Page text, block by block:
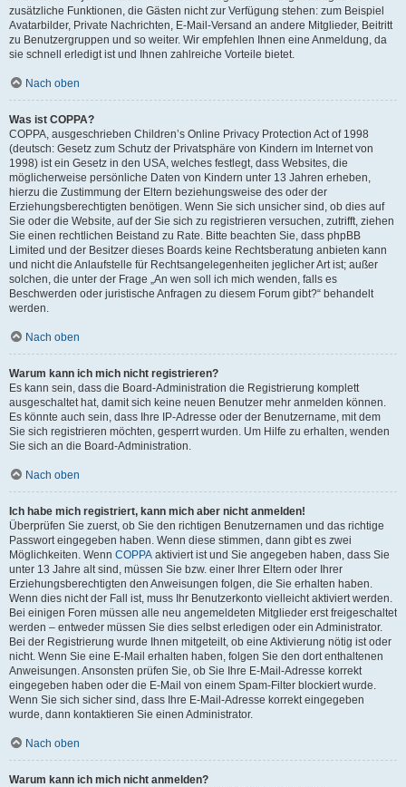
zusätzliche Funktionen, die Gästen nicht zur Verfügung stehen: zum Beispiel
Avatarbilder, Private Nachrichten, E-Mail-Versand an andere Mitglieder, Beitritt
zu Benutzergruppen und so weiter. Wir empfehlen Ihnen eine Anmeldung, da
sie schnell erledigt ist und Ihnen zahlreiche Vorteile bietet.
Nach oben
Was ist COPPA?
COPPA, ausgeschrieben Children’s Online Privacy Protection Act of 1998
(deutsch: Gesetz zum Schutz der Privatsphäre von Kindern im Internet von
1998) ist ein Gesetz in den USA, welches festlegt, dass Websites, die
möglicherweise persönliche Daten von Kindern unter 13 Jahren erheben,
hierzu die Zustimmung der Eltern beziehungsweise des oder der
Erziehungsberechtigten benötigen. Wenn Sie sich unsicher sind, ob dies auf
Sie oder die Website, auf der Sie sich zu registrieren versuchen, zutrifft, ziehen
Sie einen rechtlichen Beistand zu Rate. Bitte beachten Sie, dass phpBB
Limited und der Besitzer dieses Boards keine Rechtsberatung anbieten kann
und nicht die Anlaufstelle für Rechtsangelegenheiten jeglicher Art ist; außer
solchen, die unter der Frage „An wen soll ich mich wenden, falls es
Beschwerden oder juristische Anfragen zu diesem Forum gibt?“ behandelt
werden.
Nach oben
Warum kann ich mich nicht registrieren?
Es kann sein, dass die Board-Administration die Registrierung komplett
ausgeschaltet hat, damit sich keine neuen Benutzer mehr anmelden können.
Es könnte auch sein, dass Ihre IP-Adresse oder der Benutzername, mit dem
Sie sich registrieren möchten, gesperrt wurden. Um Hilfe zu erhalten, wenden
Sie sich an die Board-Administration.
Nach oben
Ich habe mich registriert, kann mich aber nicht anmelden!
Überprüfen Sie zuerst, ob Sie den richtigen Benutzernamen und das richtige
Passwort eingegeben haben. Wenn diese stimmen, dann gibt es zwei
Möglichkeiten. Wenn COPPA aktiviert ist und Sie angegeben haben, dass Sie
unter 13 Jahre alt sind, müssen Sie bzw. einer Ihrer Eltern oder Ihrer
Erziehungsberechtigten den Anweisungen folgen, die Sie erhalten haben.
Wenn dies nicht der Fall ist, muss Ihr Benutzerkonto vielleicht aktiviert werden.
Bei einigen Foren müssen alle neu angemeldeten Mitglieder erst freigeschaltet
werden – entweder müssen Sie dies selbst erledigen oder ein Administrator.
Bei der Registrierung wurde Ihnen mitgeteilt, ob eine Aktivierung nötig ist oder
nicht. Wenn Sie eine E-Mail erhalten haben, folgen Sie den dort enthaltenen
Anweisungen. Ansonsten prüfen Sie, ob Sie Ihre E-Mail-Adresse korrekt
eingegeben haben oder die E-Mail von einem Spam-Filter blockiert wurde.
Wenn Sie sich sicher sind, dass Ihre E-Mail-Adresse korrekt eingegeben
wurde, dann kontaktieren Sie einen Administrator.
Nach oben
Warum kann ich mich nicht anmelden?